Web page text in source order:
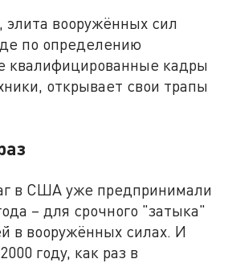
вооружённых сил
по определению
квалифицированные кадры
открывает свои трапы
в США уже предпринимали
– для срочного "затыка"
в вооружённых силах. И
году, как раз в